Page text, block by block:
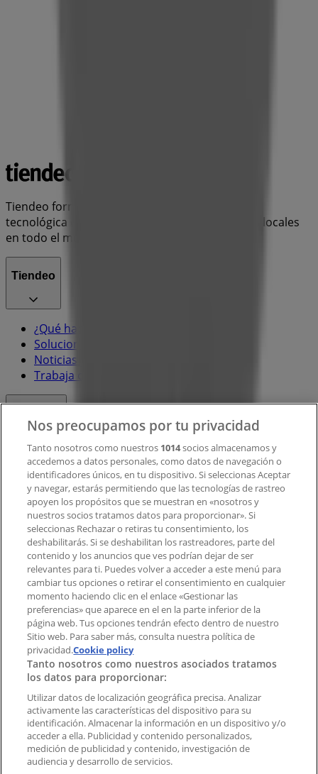
Tiendeo forma parte de Shopfully, la empresa
tecnológica que está reinventando las compras locales
en todo el mundo.
Tiendeo
¿Qué hacemos?
Soluciones para empresas
Noticias y prensa
Trabaja con nosotros
Contacto comercial y de marketing
Tienda mal colocada en el mapa
Notificar un folleto
¿Encontraste un problema en la web o en la
aplicación?
Índices
Marcas
Marcas locales
Negocios
Negocios cercanos
Productos
Productos locales
Ciudades
Descargar la APP Tiendeo
Nos preocupamos por tu privacidad
Tanto nosotros como nuestros 1014socios almacenamos y
accedemos a datos personales, como datos de navegación o
identificadores únicos, en tu dispositivo. Si seleccionas Aceptar
y navegar, estarás permitiendo que las tecnologías de rastreo
apoyen los propósitos que se muestran en «nosotros y
nuestros socios tratamos datos para proporcionar». Si
seleccionas Rechazar o retiras tu consentimiento, los
deshabilitarás. Si se deshabilitan los rastreadores, parte del
contenido y los anuncios que ves podrían dejar de ser
relevantes para ti. Puedes volver a acceder a este menú para
cambiar tus opciones o retirar el consentimiento en cualquier
momento haciendo clic en el enlace «Gestionar las
preferencias» que aparece en el en la parte inferior de la
página web. Tus opciones tendrán efecto dentro de nuestro
Sitio web. Para saber más, consulta nuestra política de
privacidad.Cookie policy
Tanto nosotros como nuestros asociados tratamos
los datos para proporcionar:
Utilizar datos de localización geográfica precisa. Analizar
activamente las características del dispositivo para su
identificación. Almacenar la información en un dispositivo y/o
acceder a ella. Publicidad y contenido personalizados,
medición de publicidad y contenido, investigación de
audiencia y desarrollo de servicios.